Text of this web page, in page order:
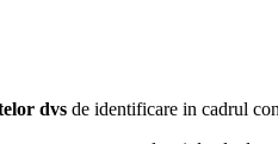
dvs de identificare in cadrul